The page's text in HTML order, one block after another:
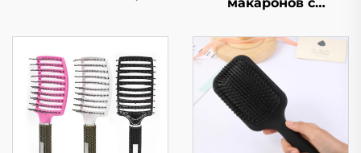
волос, не
запутывающиеся,
легкие,
антистатические
щетки для волос
безопасности, щетка
для волос для
студентов,
портативная
воздушная щетка для
женщин, массажная
щетка